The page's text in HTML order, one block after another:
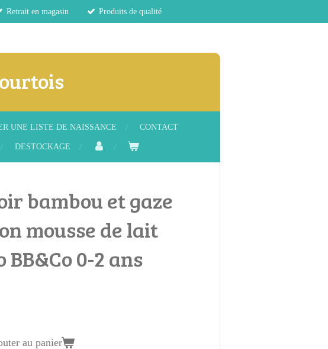
Retrait en magasin Produits de qualité
UNE LISTE DE NAISSANCE CONTACT
DESTOCKAGE
bambou et gaze
mousse de lait
BB&Co 0-2 ans
au panier